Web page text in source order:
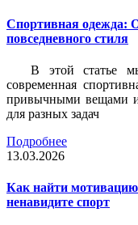
Спортивная одежда:
повседневного стиля
В этой статье
современная
привычными вещами и
для разных задач
Подробнее
13.03.2026
Как найти
ненавидите спорт